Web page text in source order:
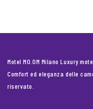
Motel MO.OM Milano Luxury
Comfort ed eleganza delle
riservato.